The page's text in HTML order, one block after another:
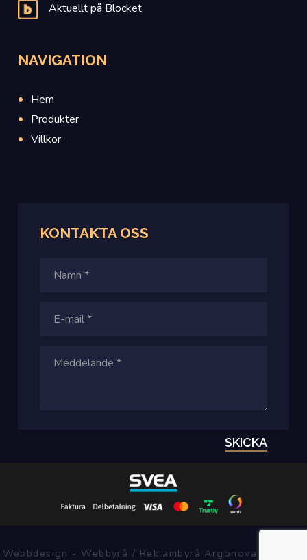
Aktuellt på Blocket
NAVIGATION
Hem
Produkter
Villkor
KONTAKTA OSS
SKICKA
Webbdesign - Webbyrå / Reklambyrå Argonova Systems